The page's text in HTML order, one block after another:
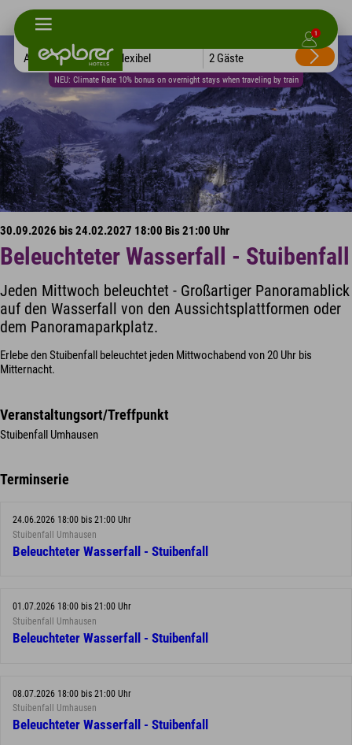
1
NEU: Climate Rate 10% bonus on overnight stays when traveling by train
Alle Hotels Flexibel 2 Gäste
30.09.2026 bis 24.02.2027 18:00 Bis 21:00 Uhr
Beleuchteter Wasserfall - Stuibenfall
Jeden Mittwoch beleuchtet - Großartiger Panoramablick
auf den Wasserfall von den Aussichtsplattformen oder
dem Panoramaparkplatz.
Erlebe den Stuibenfall beleuchtet jeden Mittwochabend von 20 Uhr bis
Mitternacht.
Veranstaltungsort/Treffpunkt
Stuibenfall Umhausen
Terminserie
24.06.2026 18:00 bis 21:00 Uhr
Stuibenfall Umhausen
Beleuchteter Wasserfall - Stuibenfall
01.07.2026 18:00 bis 21:00 Uhr
Stuibenfall Umhausen
Beleuchteter Wasserfall - Stuibenfall
08.07.2026 18:00 bis 21:00 Uhr
Stuibenfall Umhausen
Beleuchteter Wasserfall - Stuibenfall